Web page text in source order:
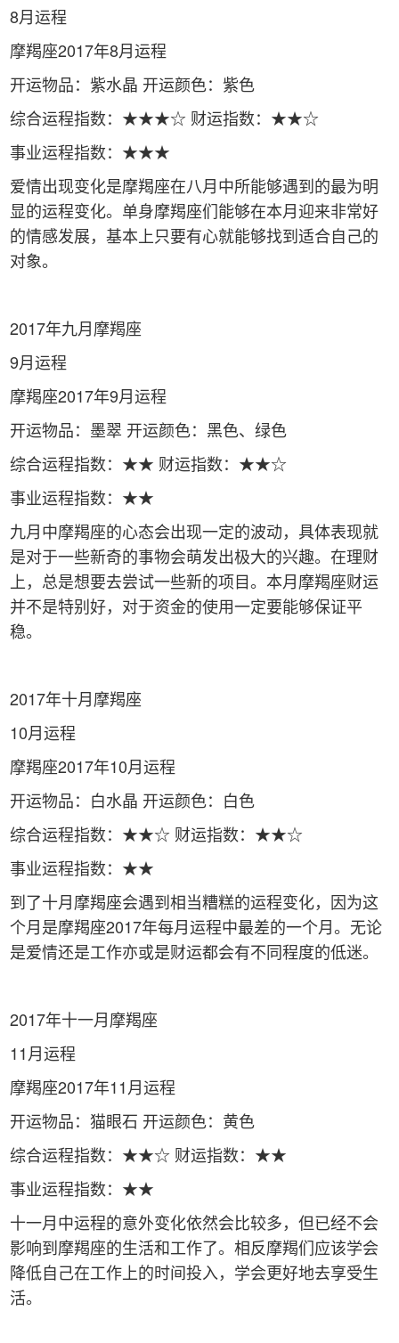
8月运程
摩羯座2017年8月运程
开运物品：紫水晶 开运颜色：紫色
综合运程指数：★★★☆ 财运指数：★★☆
事业运程指数：★★★
爱情出现变化是摩羯座在八月中所能够遇到的最为明
显的运程变化。单身摩羯座们能够在本月迎来非常好
的情感发展，基本上只要有心就能够找到适合自己的
对象。
2017年九月摩羯座
9月运程
摩羯座2017年9月运程
开运物品：墨翠 开运颜色：黑色、绿色
综合运程指数：★★ 财运指数：★★☆
事业运程指数：★★
九月中摩羯座的心态会出现一定的波动，具体表现就
是对于一些新奇的事物会萌发出极大的兴趣。在理财
上，总是想要去尝试一些新的项目。本月摩羯座财运
并不是特别好，对于资金的使用一定要能够保证平
稳。
2017年十月摩羯座
10月运程
摩羯座2017年10月运程
开运物品：白水晶 开运颜色：白色
综合运程指数：★★☆ 财运指数：★★☆
事业运程指数：★★
到了十月摩羯座会遇到相当糟糕的运程变化，因为这
个月是摩羯座2017年每月运程中最差的一个月。无论
是爱情还是工作亦或是财运都会有不同程度的低迷。
2017年十一月摩羯座
11月运程
摩羯座2017年11月运程
开运物品：猫眼石 开运颜色：黄色
综合运程指数：★★☆ 财运指数：★★
事业运程指数：★★
十一月中运程的意外变化依然会比较多，但已经不会
影响到摩羯座的生活和工作了。相反摩羯们应该学会
降低自己在工作上的时间投入，学会更好地去享受生
活。